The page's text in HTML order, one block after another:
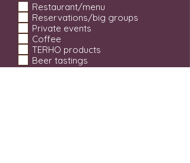
Restaurant/menu
Reservations/big groups
Private events
Coffee
TERHO products
Beer tastings